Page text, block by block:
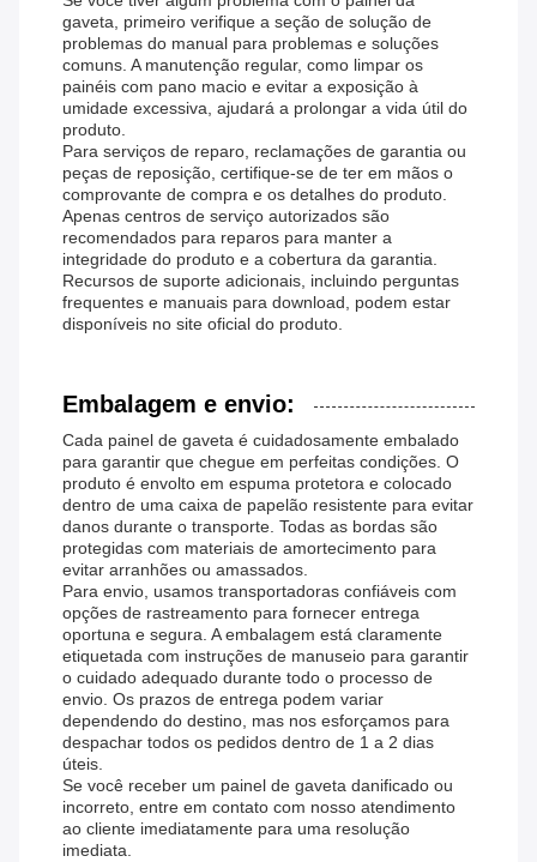
gaveta, primeiro verifique a seção de solução de
problemas do manual para problemas e soluções
comuns. A manutenção regular, como limpar os
painéis com pano macio e evitar a exposição à
umidade excessiva, ajudará a prolongar a vida útil do
produto.
Para serviços de reparo, reclamações de garantia ou
peças de reposição, certifique-se de ter em mãos o
comprovante de compra e os detalhes do produto.
Apenas centros de serviço autorizados são
recomendados para reparos para manter a
integridade do produto e a cobertura da garantia.
Recursos de suporte adicionais, incluindo perguntas
frequentes e manuais para download, podem estar
disponíveis no site oficial do produto.
Embalagem e envio:
Cada painel de gaveta é cuidadosamente embalado
para garantir que chegue em perfeitas condições. O
produto é envolto em espuma protetora e colocado
dentro de uma caixa de papelão resistente para evitar
danos durante o transporte. Todas as bordas são
protegidas com materiais de amortecimento para
evitar arranhões ou amassados.
Para envio, usamos transportadoras confiáveis ​​com
opções de rastreamento para fornecer entrega
oportuna e segura. A embalagem está claramente
etiquetada com instruções de manuseio para garantir
o cuidado adequado durante todo o processo de
envio. Os prazos de entrega podem variar
dependendo do destino, mas nos esforçamos para
despachar todos os pedidos dentro de 1 a 2 dias
úteis.
Se você receber um painel de gaveta danificado ou
incorreto, entre em contato com nosso atendimento
ao cliente imediatamente para uma resolução
imediata.